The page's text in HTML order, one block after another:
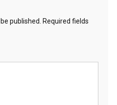
published.
Required fields